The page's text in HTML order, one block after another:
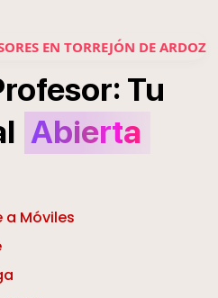
EN TORREJÓN DE ARDOZ
: Tu
Abierta
a Móviles